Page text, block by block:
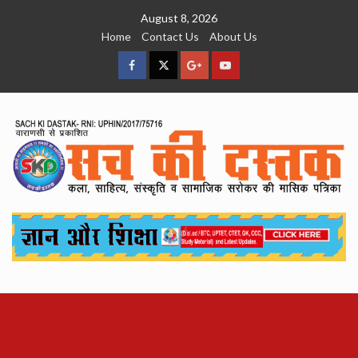
August 8, 2026
Home
Contact Us About Us
facebookTwitterGoogleYouTube